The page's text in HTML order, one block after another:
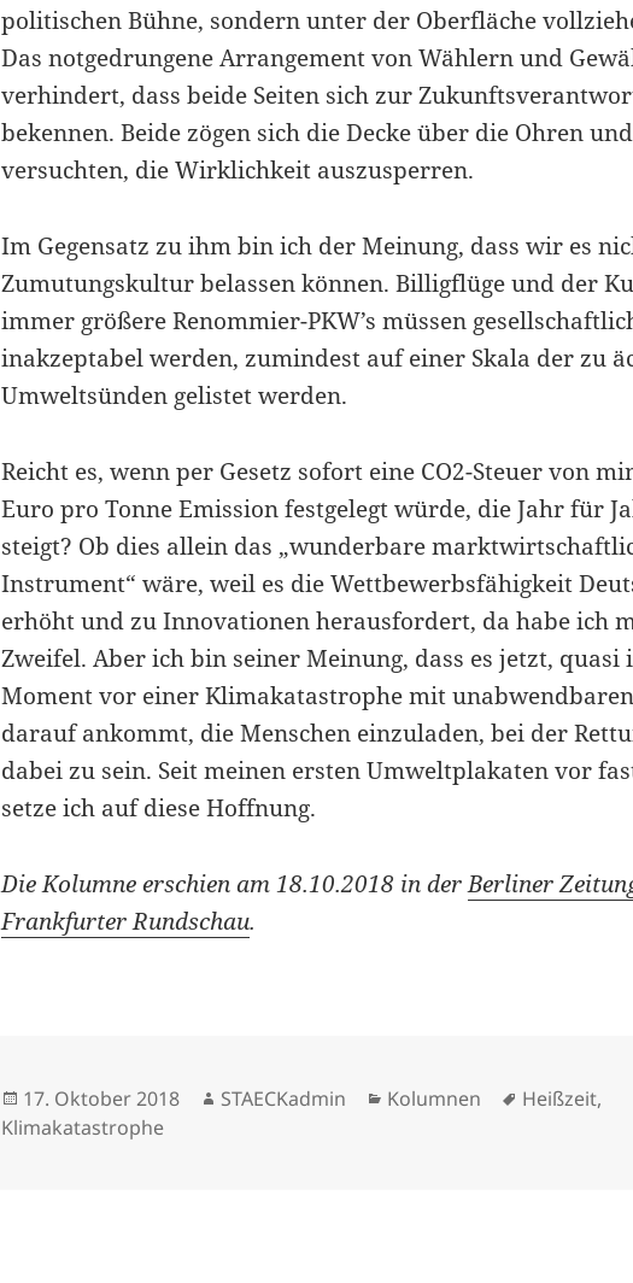
politischen Bühne, sondern unter der Oberfläche
Das notgedrungene Arrangement von Wählern und
verhindert, dass beide Seiten sich zur
bekennen. Beide zögen sich die Decke über die Ohren und
versuchten, die Wirklichkeit auszusperren.
Im Gegensatz zu ihm bin ich der Meinung, dass wir es
Zumutungskultur belassen können. Billigflüge und der
immer größere Renommier-PKW’s müssen
inakzeptabel werden, zumindest auf einer Skala der zu
Umweltsünden gelistet werden.
Reicht es, wenn per Gesetz sofort eine CO2-Steuer von
Euro pro Tonne Emission festgelegt würde, die Jahr für
steigt? Ob dies allein das „wunderbare
Instrument“ wäre, weil es die Wettbewerbsfähigkeit
erhöht und zu Innovationen herausfordert, da habe ich
Zweifel. Aber ich bin seiner Meinung, dass es jetzt, quasi
Moment vor einer Klimakatastrophe mit unabwendbaren
darauf ankommt, die Menschen einzuladen, bei der
dabei zu sein. Seit meinen ersten Umweltplakaten vor
setze ich auf diese Hoffnung.
Die Kolumne erschien am 18.10.2018 in derBerliner
Frankfurter Rundschau.
Veröffentlicht
am
17. Oktober 2018 Autor
STAECKadmin Kategorien
Kolumnen Schlagwörter
Heißzeit,
Klimakatastrophe